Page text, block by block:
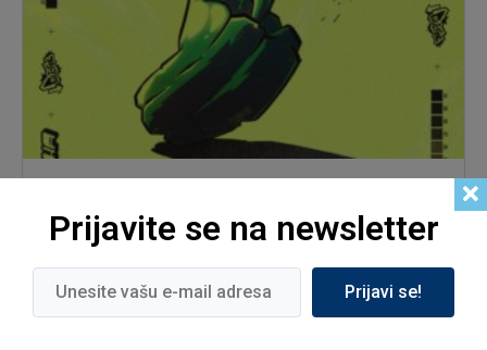
Prijavite se na newsletter
Prijavi se!